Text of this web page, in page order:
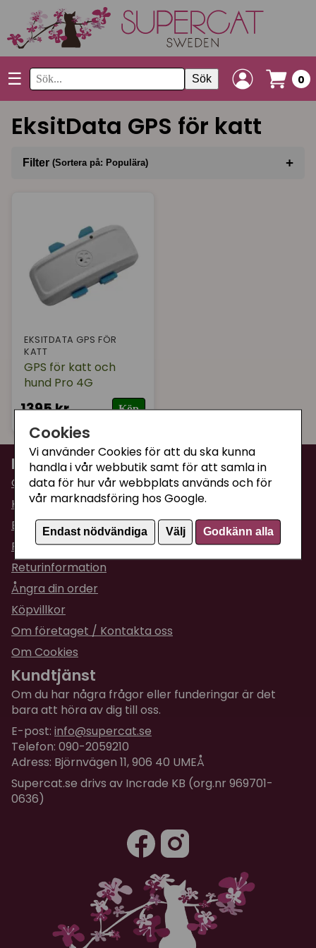
Cookies
Vi använder Cookies för att du ska kunna
handla i vår webbutik samt för att samla in
data för hur vår webbplats används och för
vår marknadsföring hos Google.
Endast nödvändiga Välj Godkänn alla
☰ Sök 0
EksitData GPS för katt
Filter (Sortera på: Populära) +
EKSITDATA GPS FÖR
KATT
GPS för katt och
hund Pro 4G
1395 kr Köp
Information
Om Supercat
Kattguiden
Butiken i Umeå
Fraktpriser & leveranser
Returinformation
Ångra din order
Köpvillkor
Om företaget / Kontakta oss
Om Cookies
Kundtjänst
Om du har några frågor eller funderingar är det
bara att höra av dig till oss.
E-post: info@supercat.se
Telefon: 090-2059210
Adress: Björnvägen 11, 906 40 UMEÅ
Supercat.se drivs av Incrade KB (org.nr 969701-
0636)